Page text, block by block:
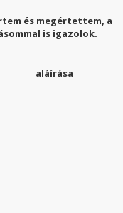
és megértettem, a
is igazolok.
aláírása